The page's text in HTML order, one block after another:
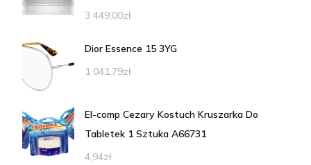
3 449,00zł
Dior Essence 15 3YG
1 041,79zł
El-comp Cezary Kostuch Kruszarka Do
Tabletek 1 Sztuka A66731
4,94zł